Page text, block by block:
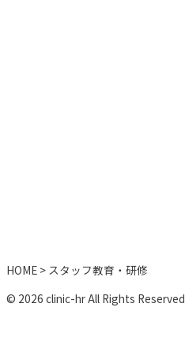
HOME > スタッフ教育・研修
© 2026 clinic-hr All Rights Reserved